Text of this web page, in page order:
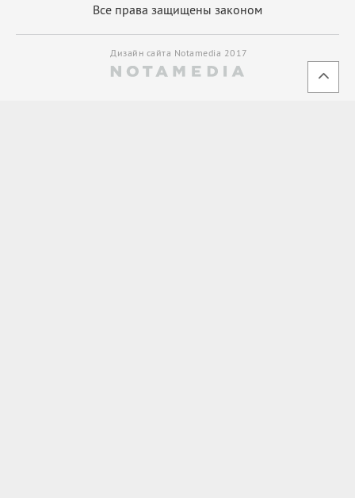
Все права защищены законом
Дизайн сайта Notamedia 2017